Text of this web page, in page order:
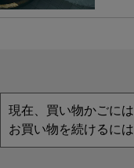
現在、買い物かごに
お買い物を続けるに